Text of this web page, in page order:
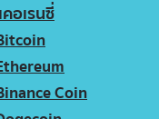
อเรนซี่
Coin